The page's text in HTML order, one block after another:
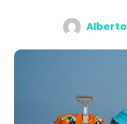
Alberto